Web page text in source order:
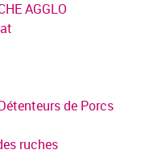
AGGLO
de Porcs
ruches